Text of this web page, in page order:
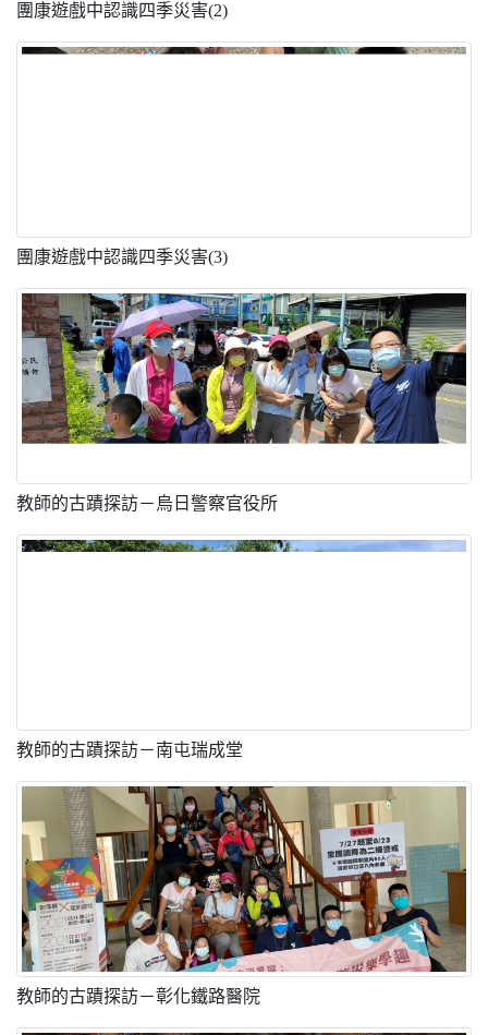
團康遊戲中認識四季災害(2)
團康遊戲中認識四季災害(3)
教師的古蹟探訪－烏日警察官役所
教師的古蹟探訪－南屯瑞成堂
教師的古蹟探訪－彰化鐵路醫院